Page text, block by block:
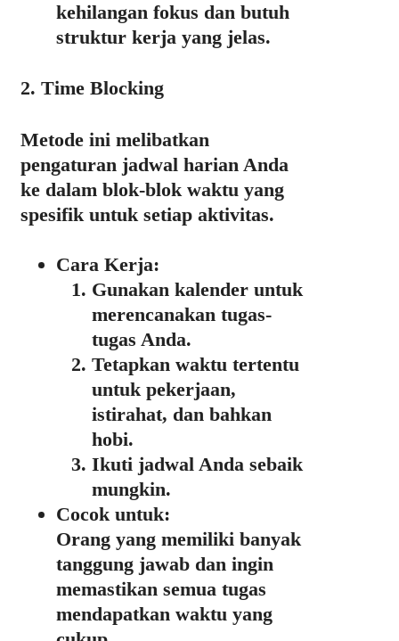
kehilangan fokus dan butuh
struktur kerja yang jelas.
2. Time Blocking
Metode ini melibatkan
pengaturan jadwal harian Anda
ke dalam blok-blok waktu yang
spesifik untuk setiap aktivitas.
Cara Kerja:
Gunakan kalender untuk
merencanakan tugas-
tugas Anda.
Tetapkan waktu tertentu
untuk pekerjaan,
istirahat, dan bahkan
hobi.
Ikuti jadwal Anda sebaik
mungkin.
Cocok untuk:
Orang yang memiliki banyak
tanggung jawab dan ingin
memastikan semua tugas
mendapatkan waktu yang